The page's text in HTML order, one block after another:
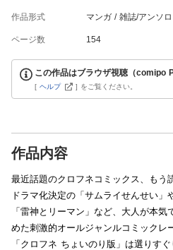
作品形式 マンガ 雑誌/アンソロ
ページ数 154
この作品はブラウザ視聴（comipo
[ ヘルプ ] をご覧ください。
作品内容
最近話題のクロフネコミックス、もう
ドラマ化決定の「サムライせんせい
「雷神とリーマン」など、大人が本
めた刺激的オールジャンルコミックレ
「クロフネ ちょいのり版」は選りす